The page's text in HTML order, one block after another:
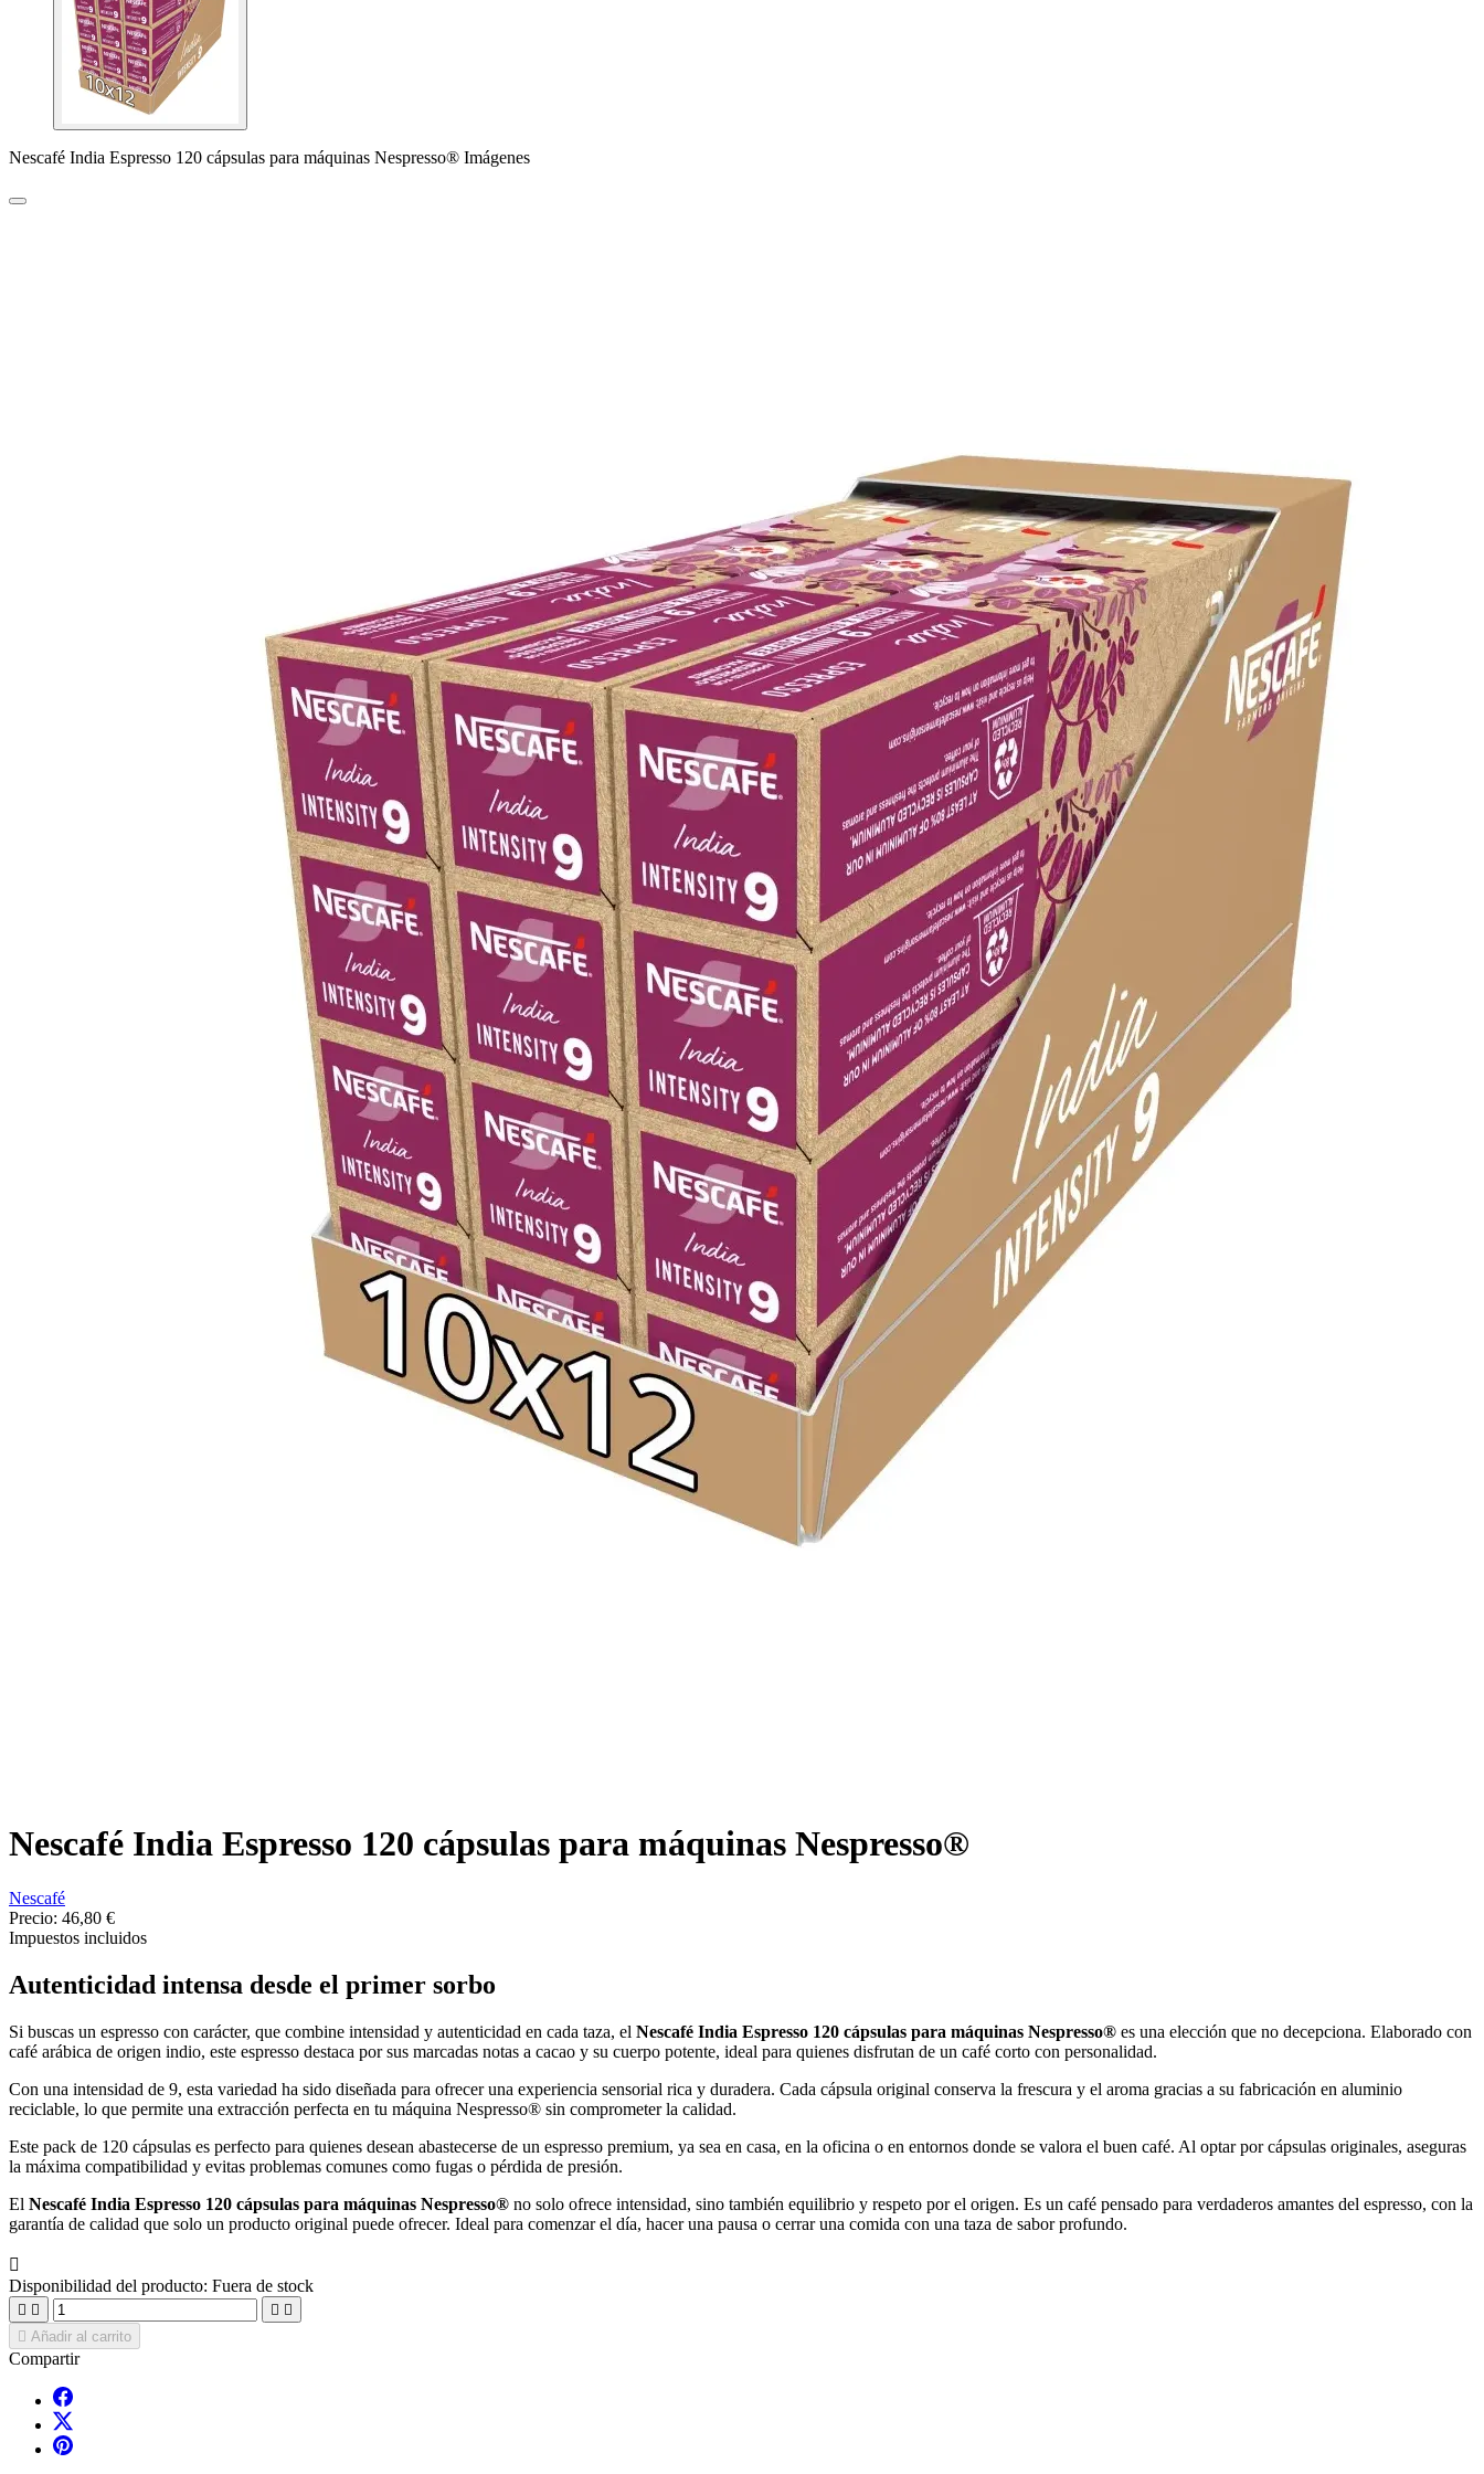
Nescafé India Espresso 120 cápsulas para máquinas Nespresso® Imágenes
Nescafé India Espresso 120 cápsulas para máquinas Nespresso®
Nescafé
Precio: 46,80 €
Impuestos incluidos
Autenticidad intensa desde el primer sorbo
Si buscas un espresso con carácter, que combine intensidad y autenticidad en cada taza, el Nescafé India Espresso 120 cápsulas para máquinas Nespresso® es una elección que no decepciona. Elaborado con
café arábica de origen indio, este espresso destaca por sus marcadas notas a cacao y su cuerpo potente, ideal para quienes disfrutan de un café corto con personalidad.
Con una intensidad de 9, esta variedad ha sido diseñada para ofrecer una experiencia sensorial rica y duradera. Cada cápsula original conserva la frescura y el aroma gracias a su fabricación en aluminio
reciclable, lo que permite una extracción perfecta en tu máquina Nespresso® sin comprometer la calidad.
Este pack de 120 cápsulas es perfecto para quienes desean abastecerse de un espresso premium, ya sea en casa, en la oficina o en entornos donde se valora el buen café. Al optar por cápsulas originales, aseguras
la máxima compatibilidad y evitas problemas comunes como fugas o pérdida de presión.
El Nescafé India Espresso 120 cápsulas para máquinas Nespresso® no solo ofrece intensidad, sino también equilibrio y respeto por el origen. Es un café pensado para verdaderos amantes del espresso, con la
garantía de calidad que solo un producto original puede ofrecer. Ideal para comenzar el día, hacer una pausa o cerrar una comida con una taza de sabor profundo.

Disponibilidad del producto: Fuera de stock
   
 Añadir al carrito
Compartir